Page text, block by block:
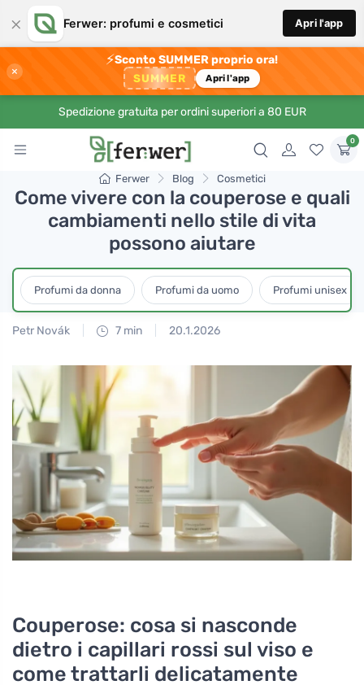
× Ferwer: profumi e cosmetici Apri l'app
×
⚡Sconto SUMMER proprio ora!
SUMMER Apri l'app
Spedizione gratuita per ordini superiori a 80 EUR
0
Ferwer Blog Cosmetici
Come vivere con la couperose e quali
cambiamenti nello stile di vita
possono aiutare
Profumi da donna Profumi da uomo Profumi unisex
Petr Novák 7 min 20.1.2026
Couperose: cosa si nasconde
dietro i capillari rossi sul viso e
come trattarli delicatamente